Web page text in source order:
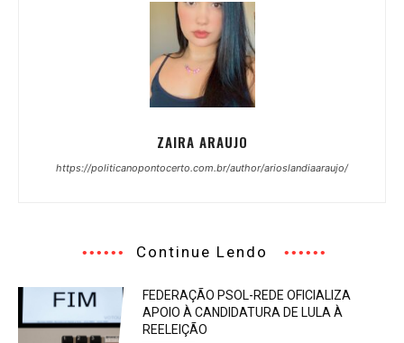
ZAIRA ARAUJO
https://politicanopontocerto.com.br/author/arioslandiaaraujo/
Continue Lendo
FEDERAÇÃO PSOL-REDE OFICIALIZA
APOIO À CANDIDATURA DE LULA À
REELEIÇÃO